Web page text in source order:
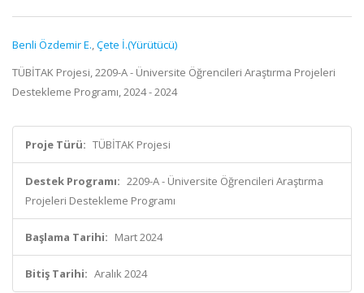
Benli Özdemir E.,Çete İ.(Yürütücü)
TÜBİTAK Projesi, 2209-A - Üniversite Öğrencileri Araştırma Projeleri
Destekleme Programı, 2024 - 2024
Proje Türü: TÜBİTAK Projesi
Destek Programı: 2209-A - Üniversite Öğrencileri Araştırma
Projeleri Destekleme Programı
Başlama Tarihi: Mart 2024
Bitiş Tarihi: Aralık 2024